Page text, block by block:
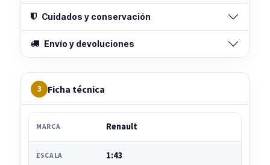
Cuidados y conservación
Envío y devoluciones
3 Ficha técnica
MARCA Renault
ESCALA 1:43